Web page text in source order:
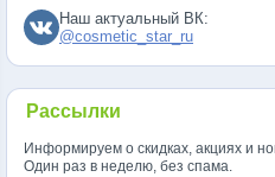
Наш актуальный ВК:
@cosmetic_star_ru
Рассылки
Информируем о скидках, акциях и
Один раз в неделю, без спама.